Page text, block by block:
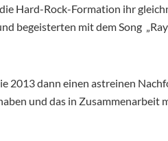
Hard-Rock-Formation ihr
begeisterten mit dem Song
2013 dann einen astreinen
und das in